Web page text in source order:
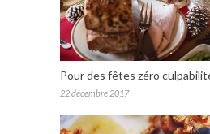
Pour des fêtes zéro
22 décembre 2017